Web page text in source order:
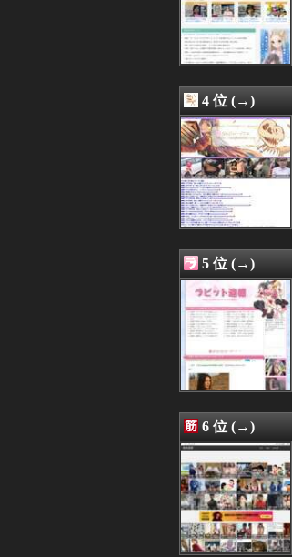
08/07 05:33
08/07 05:30
08/07 05:27
08/07 05:25
08/07 05:15
08/07 05:12
08/07 05:09
08/07 05:09
08/07 05:03
08/07 05:03
08/07 05:01
08/07 05:00
08/07 05:00
08/07 05:00
08/07 04:45
08/07 04:45
08/07 04:44
08/07 04:39
08/07 04:33
08/07 04:25
08/07 04:22
08/07 04:15
08/07 04:09
08/07 04:05
08/07 04:03
08/07 04:03
08/07 04:01
08/07 04:00
08/07 04:00
08/07 04:00
08/07 03:39
4 位 (→)
5 位 (→)
6 位 (→)